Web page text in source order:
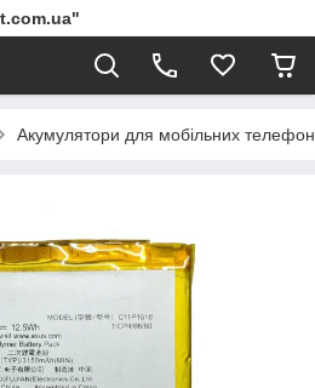
Акумулятори для мобільних